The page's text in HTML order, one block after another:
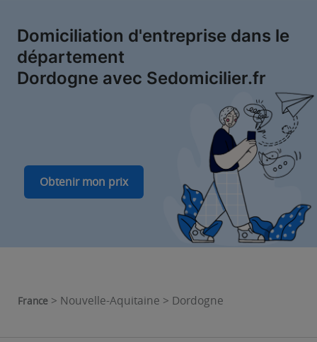
Domiciliation d'entreprise dans le
département
Dordogne avec Sedomicilier.fr
Obtenir mon prix
France > Nouvelle-Aquitaine > Dordogne